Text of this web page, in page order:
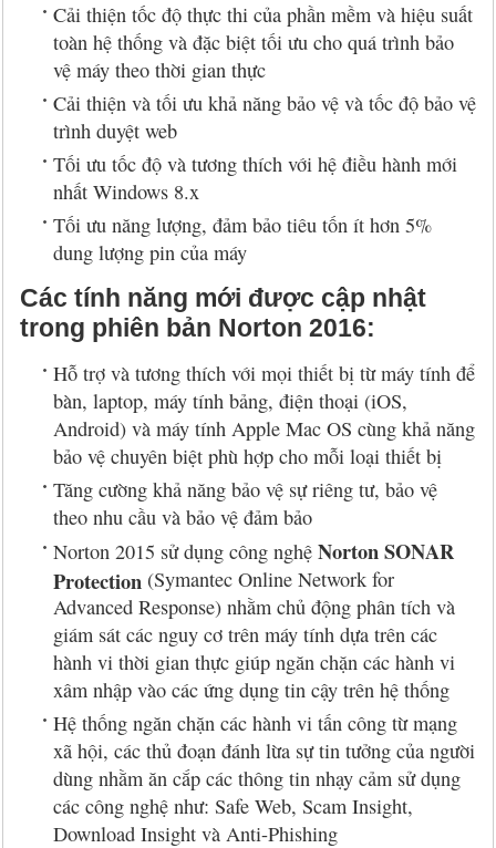
Cải thiện tốc độ thực thi của phần mềm và hiệu suất
toàn hệ thống và đặc biệt tối ưu cho quá trình bảo
vệ máy theo thời gian thực
Cải thiện và tối ưu khả năng bảo vệ và tốc độ bảo vệ
trình duyệt web
Tối ưu tốc độ và tương thích với hệ điều hành mới
nhất Windows 8.x
Tối ưu năng lượng, đảm bảo tiêu tốn ít hơn 5%
dung lượng pin của máy
Các tính năng mới được cập nhật
trong phiên bản Norton 2016:
Hỗ trợ và tương thích với mọi thiết bị từ máy tính để
bàn, laptop, máy tính bảng, điện thoại (iOS,
Android) và máy tính Apple Mac OS cùng khả năng
bảo vệ chuyên biệt phù hợp cho mỗi loại thiết bị
Tăng cường khả năng bảo vệ sự riêng tư, bảo vệ
theo nhu cầu và bảo vệ đảm bảo
Norton 2015 sử dụng công nghệ Norton SONAR
Protection (Symantec Online Network for
Advanced Response) nhằm chủ động phân tích và
giám sát các nguy cơ trên máy tính dựa trên các
hành vi thời gian thực giúp ngăn chặn các hành vi
xâm nhập vào các ứng dụng tin cậy trên hệ thống
Hệ thống ngăn chặn các hành vi tấn công từ mạng
xã hội, các thủ đoạn đánh lừa sự tin tưởng của người
dùng nhằm ăn cắp các thông tin nhạy cảm sử dụng
các công nghệ như: Safe Web, Scam Insight,
Download Insight và Anti-Phishing